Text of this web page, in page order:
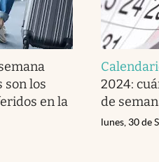
son los
en la
2024:
de
lunes, 30 de